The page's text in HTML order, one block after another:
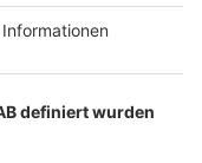
Nach
zusätzliche
gebraucht